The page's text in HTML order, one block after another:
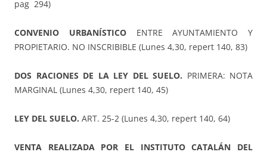
pag 294)
CONVENIO URBANÍSTICOENTRE AYUNTAMIENTO Y
PROPIETARIO. NO INSCRIBIBLE (Lunes 4,30, repert 140, 83)
DOS RACIONES DE LA LEY DEL SUELO. PRIMERA: NOTA
MARGINAL (Lunes 4,30, repert 140, 45)
LEY DEL SUELO. ART. 25-2 (Lunes 4,30, repert 140, 64)
VENTA REALIZADA POR EL INSTITUTO CATALÁN DEL